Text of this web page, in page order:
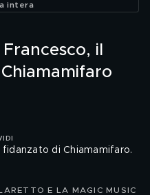
intera
il
di Chiamamifaro.
E LA MAGIC MUSIC